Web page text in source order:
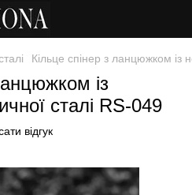
Кільце спінер з ланцюжком із
із
сталі RS-049
відгук